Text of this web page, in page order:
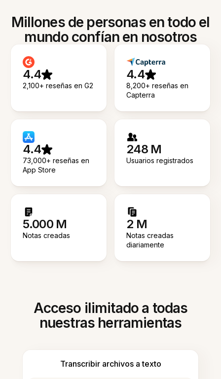
Millones de personas en todo el
mundo confían en nosotros
4.4
2,100+ reseñas en G2
4.4
8,200+ reseñas en
Capterra
4.4
73,000+ reseñas en
App Store
248 M
Usuarios registrados
5.000 M
Notas creadas
2 M
Notas creadas
diariamente
Acceso ilimitado a todas
nuestras herramientas
Transcribir archivos a texto